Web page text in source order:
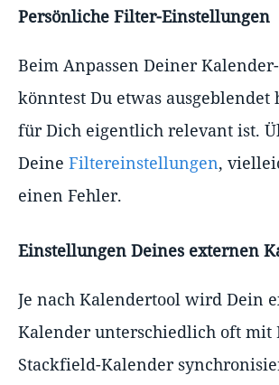
Persönliche Filter-Einstellungen
Beim Anpassen Deiner
könntest Du etwas ausgeblendet
für Dich eigentlich relevant ist.
Deine Filtereinstellungen,
einen Fehler.
Einstellungen Deines externen
Je nach Kalendertool wird Dein
Kalender unterschiedlich oft mit
Stackfield-Kalender